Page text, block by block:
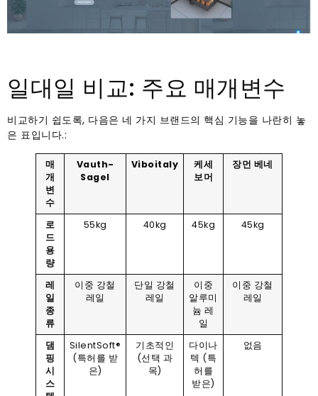
일대일 비교: 주요 매개변수
비교하기 쉽도록, 다음은 네 가지 브랜드의 핵심 기능을 나란히 놓
은 표입니다.:
매
개
변
수
Vauth-
Sagel
Viboitaly
케세
보머
장먼 베네
로
드
용
량
55kg 40kg 45kg 45kg
레
일
종
류
이중 강철
레일
단일 강철
레일
이중
알루미
늄 레
일
이중 강철
레일
댐
핑
시
스
SilentSoft®
(특허를 받
은)
기초적인
(선택 과
목)
다이나
텍 (특
허를
받은)
없음